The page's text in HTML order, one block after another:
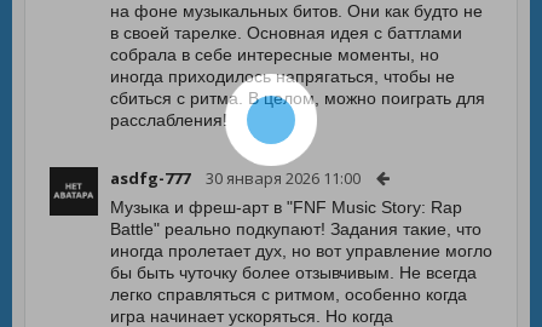
на фоне музыкальных битов. Они как будто не
в своей тарелке. Основная идея с баттлами
собрала в себе интересные моменты, но
иногда приходилось напрягаться, чтобы не
сбиться с ритма. В целом, можно поиграть для
расслабления!
asdfg-777 30 января 2026 11:00
Музыка и фреш-арт в "FNF Music Story: Rap
Battle" реально подкупают! Задания такие, что
иногда пролетает дух, но вот управление могло
бы быть чуточку более отзывчивым. Не всегда
легко справляться с ритмом, особенно когда
игра начинает ускоряться. Но когда